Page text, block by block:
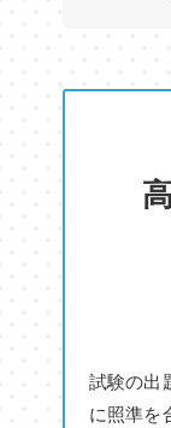
試験の出
に照準を